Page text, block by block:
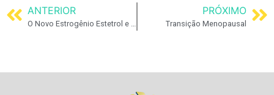
ANTERIOR
O Novo Estrogênio Estetrol e os Resultados no Climatério
PRÓXIMO
Transição Menopausal